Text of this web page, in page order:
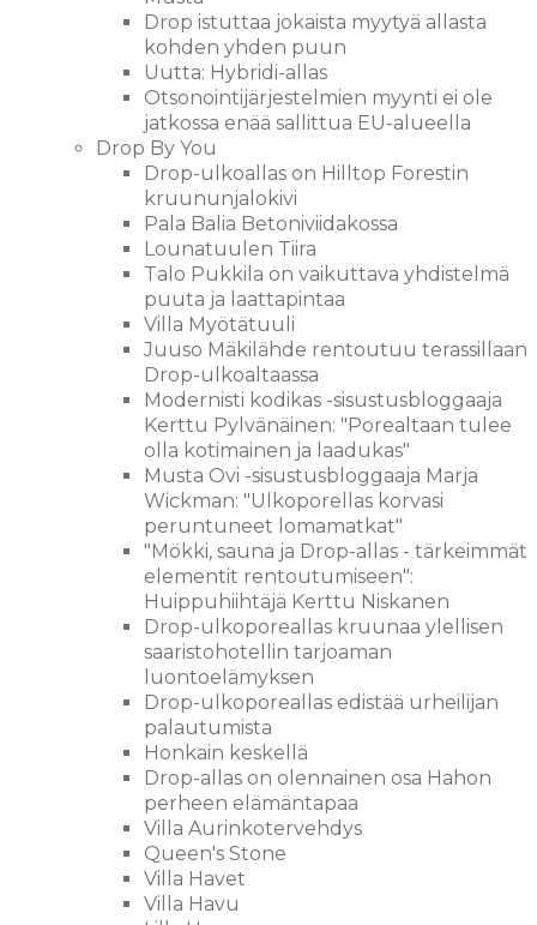
Drop istuttaa jokaista myytyä allasta
kohden yhden puun
Uutta: Hybridi-allas
Otsonointijärjestelmien myynti ei ole
jatkossa enää sallittua EU-alueella
Drop By You
Drop-ulkoallas on Hilltop Forestin
kruununjalokivi
Pala Balia Betoniviidakossa
Lounatuulen Tiira
Talo Pukkila on vaikuttava yhdistelmä
puuta ja laattapintaa
Villa Myötätuuli
Juuso Mäkilähde rentoutuu terassillaan
Drop-ulkoaltaassa
Modernisti kodikas -sisustusbloggaaja
Kerttu Pylvänäinen: "Porealtaan tulee
olla kotimainen ja laadukas"
Musta Ovi -sisustusbloggaaja Marja
Wickman: "Ulkoporellas korvasi
peruntuneet lomamatkat"
"Mökki, sauna ja Drop-allas - tärkeimmät
elementit rentoutumiseen":
Huippuhiihtäjä Kerttu Niskanen
Drop-ulkoporeallas kruunaa ylellisen
saaristohotellin tarjoaman
luontoelämyksen
Drop-ulkoporeallas edistää urheilijan
palautumista
Honkain keskellä
Drop-allas on olennainen osa Hahon
perheen elämäntapaa
Villa Aurinkotervehdys
Queen's Stone
Villa Havet
Villa Havu